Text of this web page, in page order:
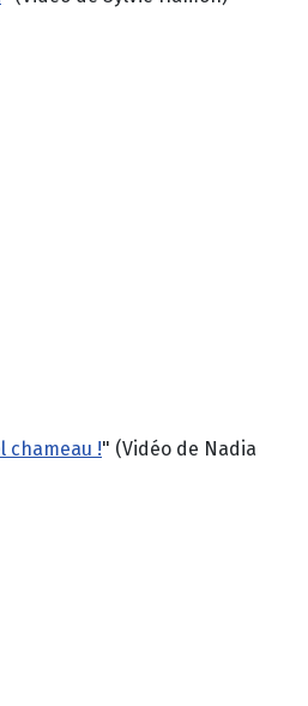
chameau !" (Vidéo de Nadia